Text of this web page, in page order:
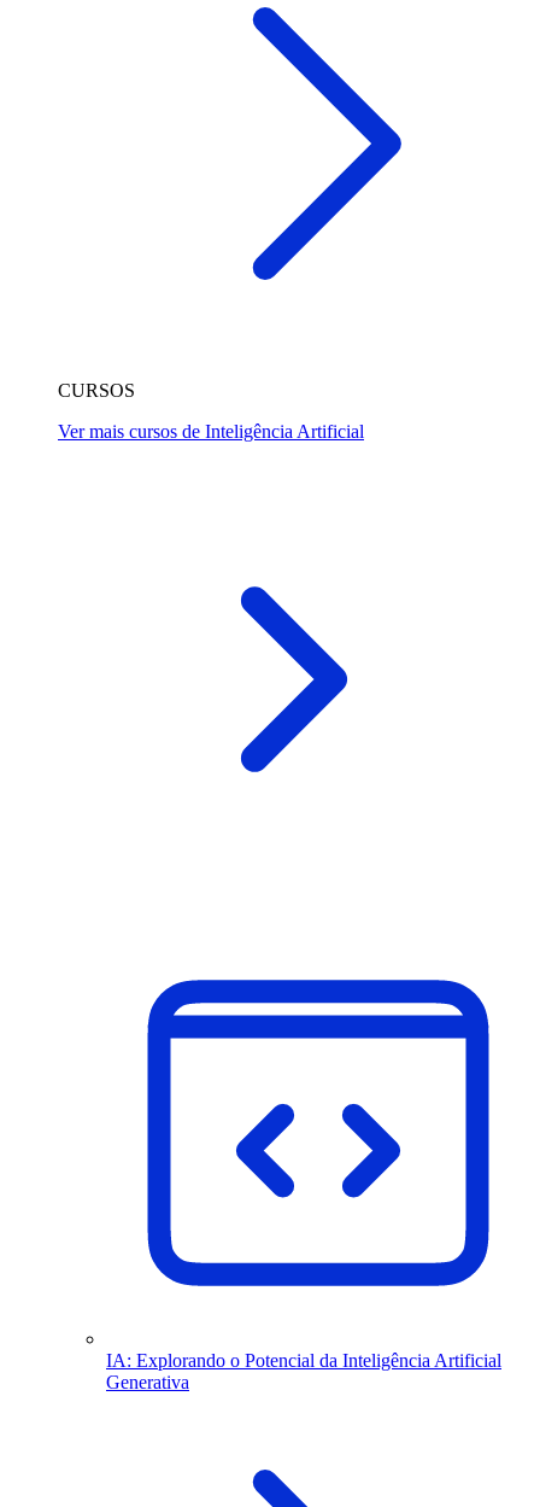
CURSOS
Ver mais cursos de Inteligência Artificial
IA: Explorando o Potencial da Inteligência Artificial
Generativa